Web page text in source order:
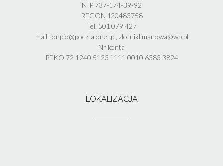
NIP 737-174-39-92
REGON 120483758
Tel. 501 079 427
mail: jonpio@poczta.onet.pl, zlotniklimanowa@wp.pl
Nr konta
PEKO 72 1240 5123 1111 0010 6383 3824
LOKALIZACJA